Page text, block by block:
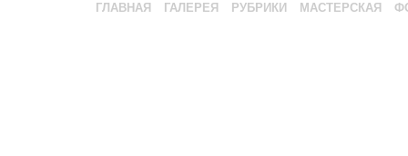
ГЛАВНАЯ ГАЛЕРЕЯ РУБРИКИ МАСТЕРСКАЯ